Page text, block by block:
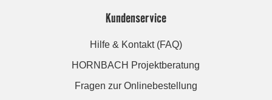
Kundenservice
Hilfe & Kontakt (FAQ)
HORNBACH Projektberatung
Fragen zur Onlinebestellung